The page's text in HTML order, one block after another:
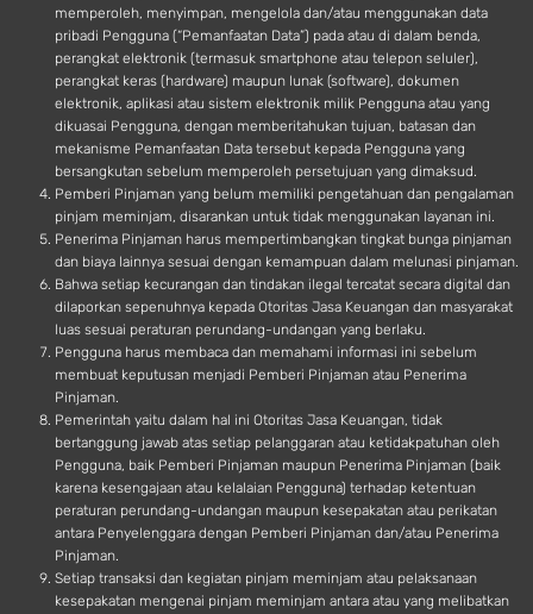
memperoleh, menyimpan, mengelola dan/atau menggunakan data
pribadi Pengguna (“Pemanfaatan Data”) pada atau di dalam benda,
perangkat elektronik (termasuk smartphone atau telepon seluler),
perangkat keras (hardware) maupun lunak (software), dokumen
elektronik, aplikasi atau sistem elektronik milik Pengguna atau yang
dikuasai Pengguna, dengan memberitahukan tujuan, batasan dan
mekanisme Pemanfaatan Data tersebut kepada Pengguna yang
bersangkutan sebelum memperoleh persetujuan yang dimaksud.
Pemberi Pinjaman yang belum memiliki pengetahuan dan pengalaman
pinjam meminjam, disarankan untuk tidak menggunakan layanan ini.
Penerima Pinjaman harus mempertimbangkan tingkat bunga pinjaman
dan biaya lainnya sesuai dengan kemampuan dalam melunasi pinjaman.
Bahwa setiap kecurangan dan tindakan ilegal tercatat secara digital dan
dilaporkan sepenuhnya kepada Otoritas Jasa Keuangan dan masyarakat
luas sesuai peraturan perundang-undangan yang berlaku.
Pengguna harus membaca dan memahami informasi ini sebelum
membuat keputusan menjadi Pemberi Pinjaman atau Penerima
Pinjaman.
Pemerintah yaitu dalam hal ini Otoritas Jasa Keuangan, tidak
bertanggung jawab atas setiap pelanggaran atau ketidakpatuhan oleh
Pengguna, baik Pemberi Pinjaman maupun Penerima Pinjaman (baik
karena kesengajaan atau kelalaian Pengguna) terhadap ketentuan
peraturan perundang-undangan maupun kesepakatan atau perikatan
antara Penyelenggara dengan Pemberi Pinjaman dan/atau Penerima
Pinjaman.
Setiap transaksi dan kegiatan pinjam meminjam atau pelaksanaan
kesepakatan mengenai pinjam meminjam antara atau yang melibatkan